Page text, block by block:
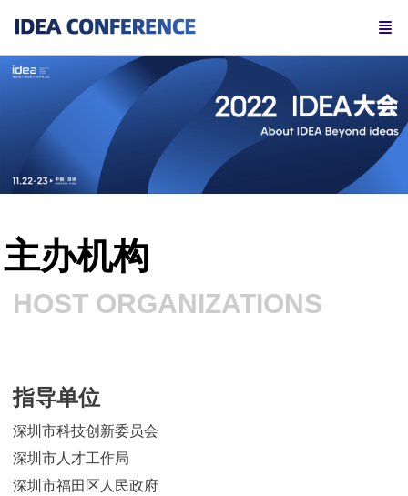
主办机构
HOST ORGANIZATIONS
指导单位
深圳市科技创新委员会
深圳市人才工作局
深圳市福田区人民政府